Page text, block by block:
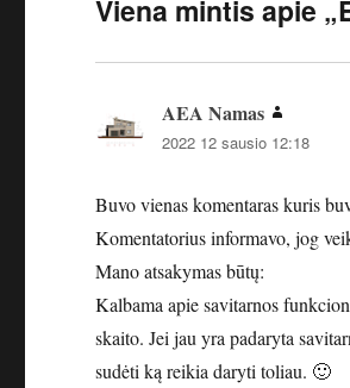
Viena mintis apie
AEA Namas
2022 12 sausio 12:18
Buvo vienas komentaras kuris
Komentatorius informavo, jog
Mano atsakymas būtų:
Kalbama apie savitarnos
skaito. Jei jau yra padaryta
sudėti ką reikia daryti toliau. 🙂